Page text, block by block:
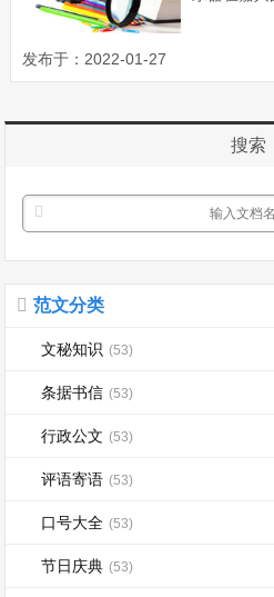
我国医学
以及医学
发布于：2022-01-27
搜索
范文分类
文秘知识 (53)
条据书信 (53)
行政公文 (53)
评语寄语 (53)
口号大全 (53)
节日庆典 (53)